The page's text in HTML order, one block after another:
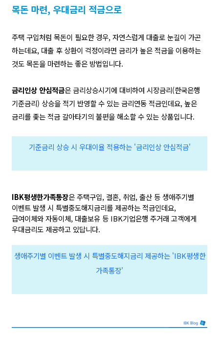
목돈 마련, 우대금리 적금으로
주택 구입처럼 목돈이 필요한 경우, 자연스럽게 대출로 눈길이 가곤
하는데요, 대출 후 상환이 걱정이라면 금리가 높은 적금을 이용하는
것도 목돈을 마련하는 좋은 방법입니다.
금리인상 안심적금은 금리상승시기에 대비하여 시장금리(한국은행
기준금리) 상승을 적기 반영할 수 있는 금리연동 적금인데요, 높은
금리를 좇는 적금 갈아타기의 불편을 해소할 수 있는 상품입니다.
기준금리 상승 시 우대이율 적용하는 '금리인상 안심적금'
IBK평생한가족통장은 주택구입, 결혼, 취업, 출산 등 생애주기별
이벤트 발생 시 특별중도해지금리를 제공하는 적금인데요,
급여이체와 자동이체, 대출보유 등 IBK기업은행 주거래 고객에게
우대금리도 제공하고 있답니다.
생애주기별 이벤트 발생 시 특별중도해지금리 제공하는 'IBK평생한
가족통장'